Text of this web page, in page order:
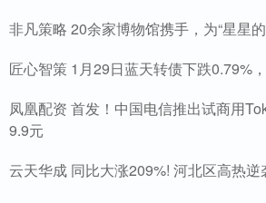
非凡策略 20余家博物馆携手，为“星星
匠心智策 1月29日蓝天转债下跌0.79%
凤凰配资 首发！中国电信推出试商用
9.9元
云天华成 同比大涨209%! 河北区高热逆